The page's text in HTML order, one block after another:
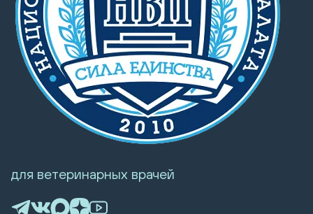
для ветеринарных врачей